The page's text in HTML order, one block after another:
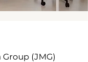
(JMG)